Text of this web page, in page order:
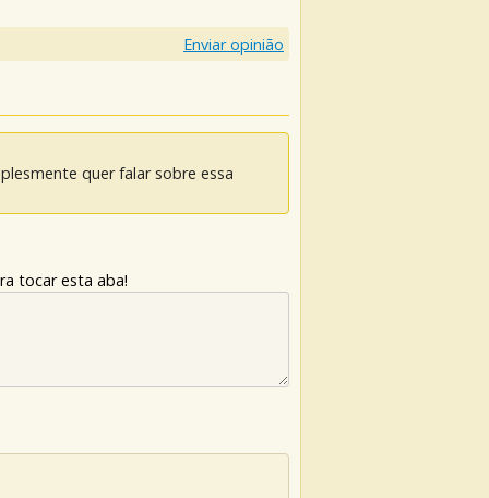
Enviar opinião
quer falar sobre essa
tocar esta aba!